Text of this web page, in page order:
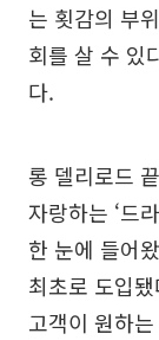
는 횟감의 부
회를 살 수 있
다.
롱 델리로드
자랑하는 ‘드
한 눈에 들어
최초로 도입
고객이 원하